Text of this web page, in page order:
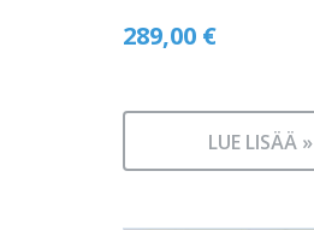
289,00 €
LUE LISÄÄ »